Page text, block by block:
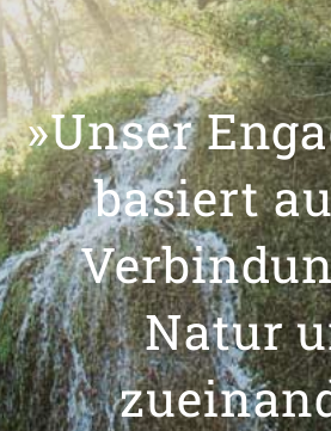
»Unser
basiert
Natur